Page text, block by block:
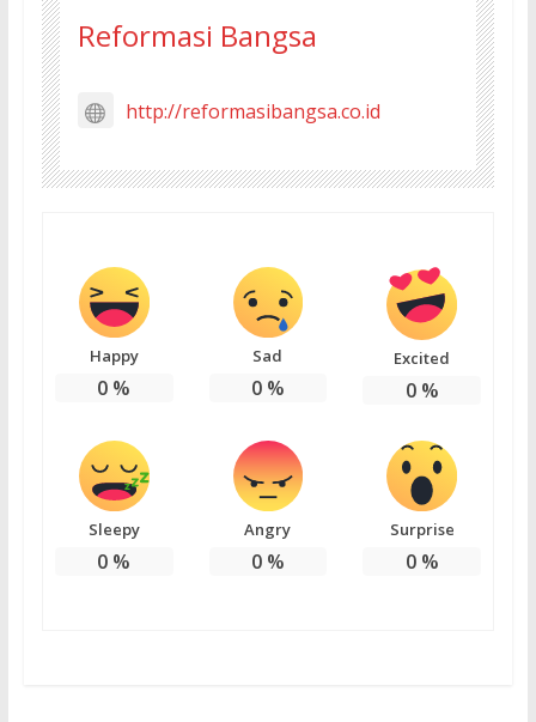
Reformasi Bangsa
http://reformasibangsa.co.id
Happy
0 %
Sad
0%
Excited
0%
Sleepy
0 %
Angry
0%
Surprise
0%